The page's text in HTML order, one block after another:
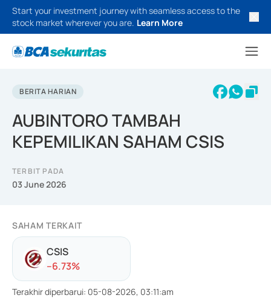
Start your investment journey with seamless access to the
stock market wherever you are. Learn More
BERITA HARIAN
AUBINTORO TAMBAH
KEPEMILIKAN SAHAM CSIS
TERBIT PADA
03 June 2026
SAHAM TERKAIT
CSIS
--6.73%
Terakhir diperbarui: 05-08-2026, 03:11:am